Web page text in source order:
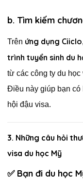
b. Tìm kiếm
Trên ứng dụng Ciiclo
trình tuyển sinh du
từ các công ty du
Điều này giúp bạn
hội đậu visa.
3. Những câu hỏi
visa du học Mỹ
✅ Bạn đi du học